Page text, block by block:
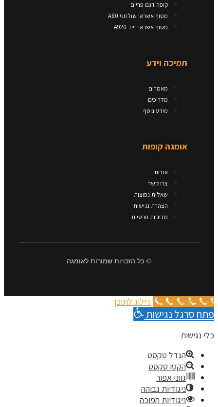
קופה דגם פריים
מסוף אשראי שולחני A80
מסוף אשראי נייד A920
תמיכה וידע
מאמרים
מדריכים
מידע נוסף
אומגה קופות​
אודות
צרו קשר
שאלות נפוצות
הצהרת נגישות
מדיניות פרטיות
© כל הזכויות שמורות לאומגה
Call Now Button דילוג לתוכן
פתח סרגל נגישות
כלי נגישות
הגדל טקסט
הקטן טקסט
גווני אפור
ניגודיות גבוהה
ניגודיות הפוכה